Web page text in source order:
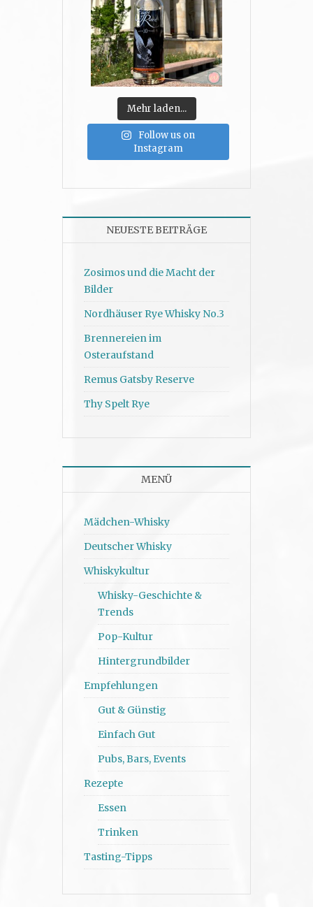
Mehr laden...
Follow us on
Instagram
NEUESTE BEITRÄGE
Zosimos und die Macht der
Bilder
Nordhäuser Rye Whisky No.3
Brennereien im
Osteraufstand
Remus Gatsby Reserve
Thy Spelt Rye
MENÜ
Mädchen-Whisky
Deutscher Whisky
Whiskykultur
Whisky-Geschichte &
Trends
Pop-Kultur
Hintergrundbilder
Empfehlungen
Gut & Günstig
Einfach Gut
Pubs, Bars, Events
Rezepte
Essen
Trinken
Tasting-Tipps